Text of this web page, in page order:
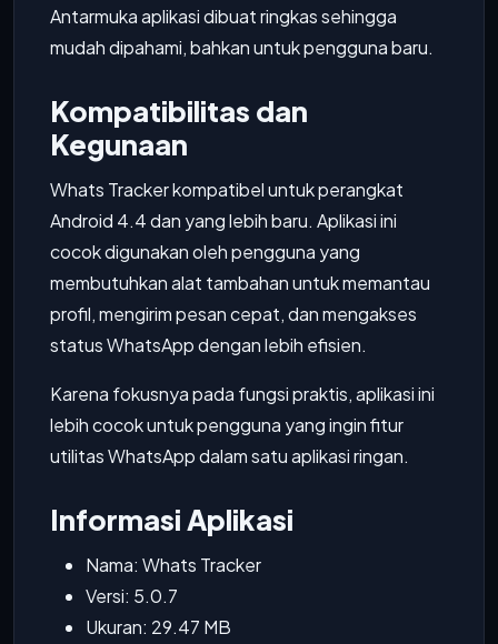
Antarmuka aplikasi dibuat ringkas sehingga
mudah dipahami, bahkan untuk pengguna baru.
Kompatibilitas dan
Kegunaan
Whats Tracker kompatibel untuk perangkat
Android 4.4 dan yang lebih baru. Aplikasi ini
cocok digunakan oleh pengguna yang
membutuhkan alat tambahan untuk memantau
profil, mengirim pesan cepat, dan mengakses
status WhatsApp dengan lebih efisien.
Karena fokusnya pada fungsi praktis, aplikasi ini
lebih cocok untuk pengguna yang ingin fitur
utilitas WhatsApp dalam satu aplikasi ringan.
Informasi Aplikasi
Nama: Whats Tracker
Versi: 5.0.7
Ukuran: 29.47 MB